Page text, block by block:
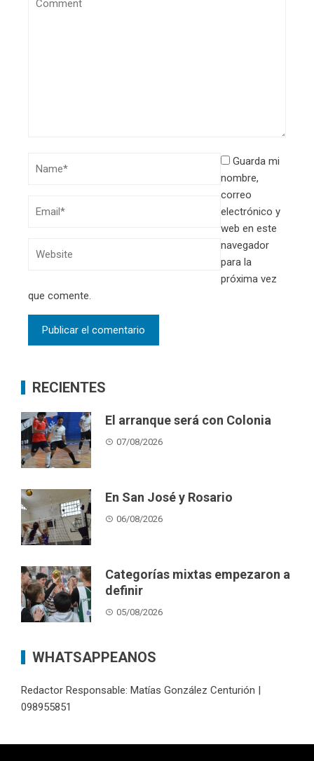
Guarda mi
nombre,
correo
electrónico y
web en este
navegador
para la
próxima vez
que comente.
RECIENTES
El arranque será con Colonia
07/08/2026
En San José y Rosario
06/08/2026
Categorías mixtas empezaron a
definir
05/08/2026
WHATSAPPEANOS
Redactor Responsable: Matías González Centurión |
098955851